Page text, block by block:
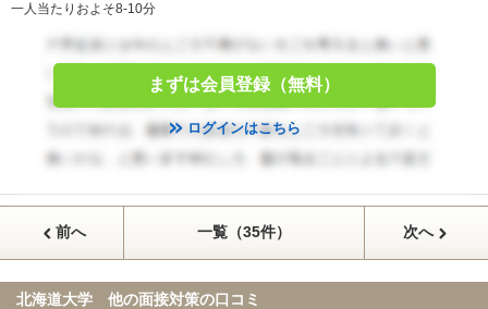
一人当たりおよそ8-10分
まずは会員登録（無料）
ログインはこちら
前へ 一覧（35件） 次へ
北海道大学 他の面接対策の口コミ